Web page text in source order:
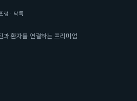
럼 · 닥톡
과 환자를 연결하는 프리미엄